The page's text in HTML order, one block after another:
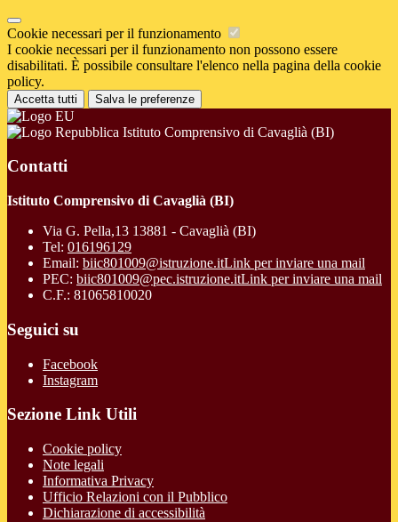
Cookie necessari per il funzionamento
I cookie necessari per il funzionamento non possono essere
disabilitati. È possibile consultare l'elenco nella pagina della cookie
policy.
Accetta tutti Salva le preferenze
Istituto Comprensivo di Cavaglià (BI)
Contatti
Istituto Comprensivo di Cavaglià (BI)
Via G. Pella,13 13881 - Cavaglià (BI)
Tel: 016196129
Email: biic801009@istruzione.itLink per inviare una mail
PEC: biic801009@pec.istruzione.itLink per inviare una mail
C.F.: 81065810020
Seguici su
Facebook
Instagram
Sezione Link Utili
Cookie policy
Note legali
Informativa Privacy
Ufficio Relazioni con il Pubblico
Dichiarazione di accessibilità